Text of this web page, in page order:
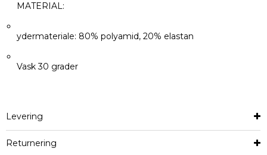
MATERIAL:
ydermateriale: 80% polyamid, 20% elastan
Vask 30 grader
Levering
Returnering